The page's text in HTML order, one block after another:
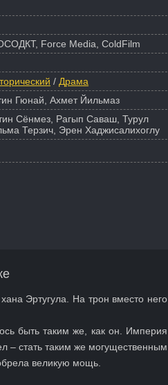
Force Media, ColdFilm
/ Драма
Гюнай, Ахмет Йильмаз
Сёнмез, Рагып Саваш, Турул
Терзич, Эрен Хаджисалихоглу
Эртугула. На трон вместо него
быть таким же, как он. Империя
– стать таким же могущественным
великую мощь.